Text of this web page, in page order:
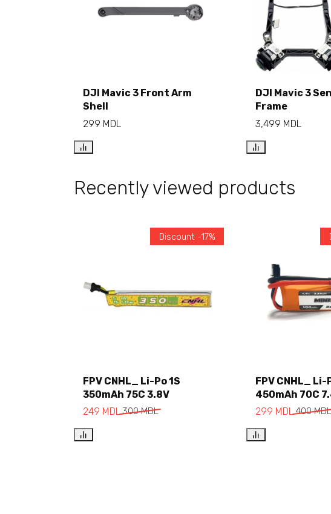
DJI Mavic 3 Front Arm
Shell
299 MDL
DJI Mavic 3
Frame
3,499 MDL
Recently viewed products
Add to cart
Discount -17%
FPV CNHL_ Li-Po 1S
350mAh 75C 3.8V
300MDL
249 MDL
Add
FPV CNHL_ Li-
450mAh 70C
400
299 MDL